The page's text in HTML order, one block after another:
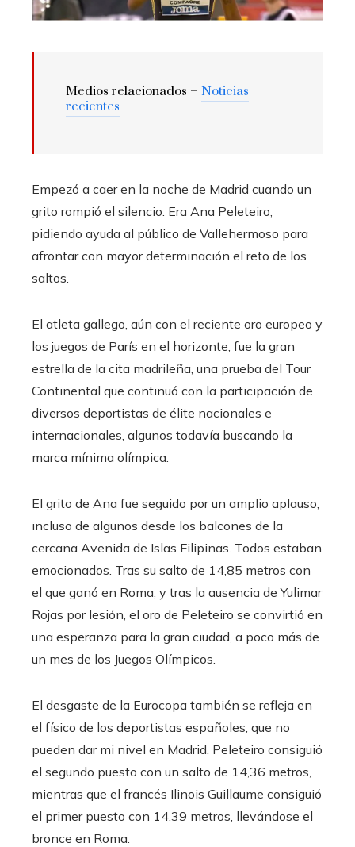
Medios relacionados – Noticias
recientes
Empezó a caer en la noche de Madrid cuando un
grito rompió el silencio. Era Ana Peleteiro,
pidiendo ayuda al público de Vallehermoso para
afrontar con mayor determinación el reto de los
saltos.
El atleta gallego, aún con el reciente oro europeo y
los juegos de París en el horizonte, fue la gran
estrella de la cita madrileña, una prueba del Tour
Continental que continuó con la participación de
diversos deportistas de élite nacionales e
internacionales, algunos todavía buscando la
marca mínima olímpica.
El grito de Ana fue seguido por un amplio aplauso,
incluso de algunos desde los balcones de la
cercana Avenida de Islas Filipinas. Todos estaban
emocionados. Tras su salto de 14,85 metros con
el que ganó en Roma, y ​​tras la ausencia de Yulimar
Rojas por lesión, el oro de Peleteiro se convirtió en
una esperanza para la gran ciudad, a poco más de
un mes de los Juegos Olímpicos.
El desgaste de la Eurocopa también se refleja en
el físico de los deportistas españoles, que no
pueden dar mi nivel en Madrid. Peleteiro consiguió
el segundo puesto con un salto de 14,36 metros,
mientras que el francés Ilinois Guillaume consiguió
el primer puesto con 14,39 metros, llevándose el
bronce en Roma.